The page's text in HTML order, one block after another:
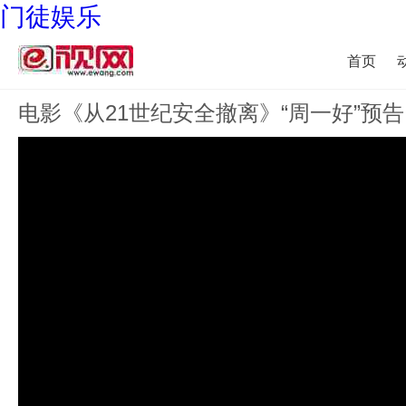
门徒娱乐
首页
电影《从21世纪安全撤离》“周一好”预告